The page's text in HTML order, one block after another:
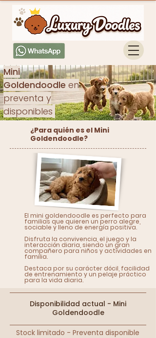
Mini
Goldendoodle en
preventa y
disponibles
¿Para quién es el Mini
Goldendoodle?
El mini goldendoodle es perfecto para
familias que quieren un perro alegre,
sociable y lleno de energía positiva.
Disfruta la convivencia, el juego y la
interacción diaria, siendo un gran
compañero para niños y actividades en
familia.
Destaca por su carácter dócil, facilidad
de entrenamiento y un pelaje práctico
para la vida diaria.
Disponibilidad actual - Mini
Goldendoodle
Stock limitado - Preventa disponible